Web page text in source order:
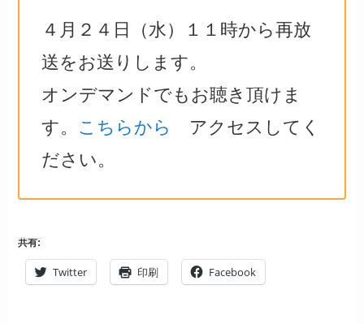
４月２４日（水）１１時から再放
送をお送りします。
オンデマンドでもお聴き頂けま
す。 こちらから
アクセスしてく
ださい。
共有:
Twitter 印刷 Facebook